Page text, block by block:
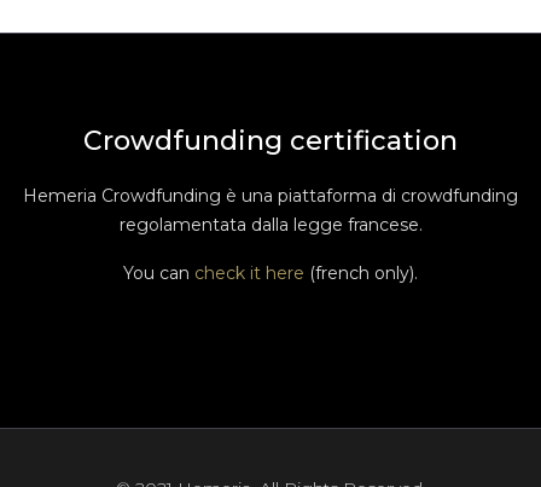
Crowdfunding certification
Hemeria Crowdfunding è una piattaforma di crowdfunding
regolamentata dalla legge francese.
You can check it here (french only).